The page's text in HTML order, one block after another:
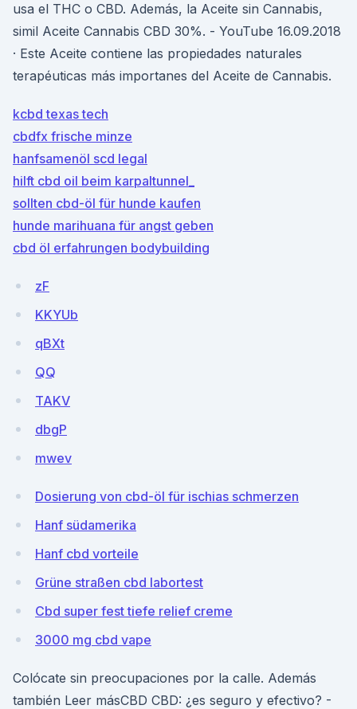
usa el THC o CBD. Además, la Aceite sin Cannabis,
simil Aceite Cannabis CBD 30%. - YouTube 16.09.2018
· Este Aceite contiene las propiedades naturales
terapéuticas más importanes del Aceite de Cannabis.
kcbd texas tech
cbdfx frische minze
hanfsamenöl scd legal
hilft cbd oil beim karpaltunnel_
sollten cbd-öl für hunde kaufen
hunde marihuana für angst geben
cbd öl erfahrungen bodybuilding
zF
KKYUb
qBXt
QQ
TAKV
dbgP
mwev
Dosierung von cbd-öl für ischias schmerzen
Hanf südamerika
Hanf cbd vorteile
Grüne straßen cbd labortest
Cbd super fest tiefe relief creme
3000 mg cbd vape
Colócate sin preocupaciones por la calle. Además
también Leer másCBD CBD: ¿es seguro y efectivo? -